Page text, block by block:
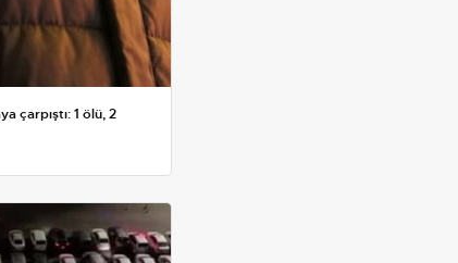
çarpıştı: 1 ölü, 2